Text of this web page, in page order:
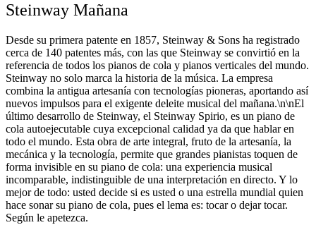
Steinway Mañana
Desde su primera patente en 1857, Steinway ⁠&⁠ Sons ha registrado
cerca de 140 patentes más, con las que Steinway se convirtió en la
referencia de todos los pianos de cola y pianos verticales del mundo.
Steinway no solo marca la historia de la música. La empresa
combina la antigua artesanía con tecnologías pioneras, aportando así
nuevos impulsos para el exigente deleite musical del mañana.\n\nEl
último desarrollo de Steinway, el Steinway Spirio, es un piano de
cola autoejecutable cuya excepcional calidad ya da que hablar en
todo el mundo. Esta obra de arte integral, fruto de la artesanía, la
mecánica y la tecnología, permite que grandes pianistas toquen de
forma invisible en su piano de cola: una experiencia musical
incomparable, indistinguible de una interpretación en directo. Y lo
mejor de todo: usted decide si es usted o una estrella mundial quien
hace sonar su piano de cola, pues el lema es: tocar o dejar tocar.
Según le apetezca.